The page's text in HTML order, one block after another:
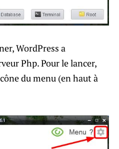
WordPress a
Php. Pour le lancer,
du menu (en haut à